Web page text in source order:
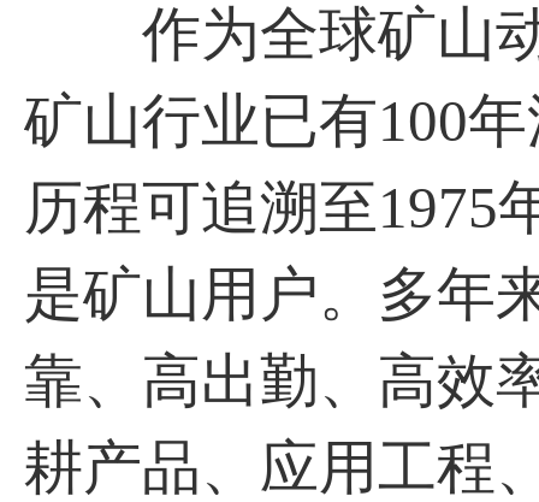
作为全球矿山动
矿山行业已有100
历程可追溯至1975
是矿山用户。多年
靠、高出勤、高效
耕产品、应用工程